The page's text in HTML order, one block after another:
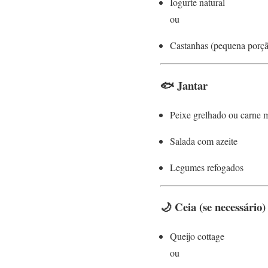
ou
Castanhas (pequena
🐟 Jantar
Peixe grelhado ou carne
Salada com azeite
Legumes refogados
🌙 Ceia (se necessário)
Queijo cottage
ou